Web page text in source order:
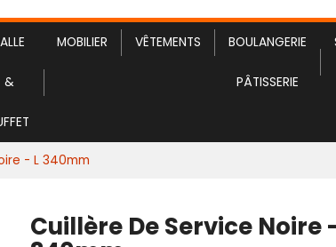
&
MOBILIER VÊTEMENTS BOULANGERIE
PÂTISSERIE
- L 340mm
Cuillère De Service Noire